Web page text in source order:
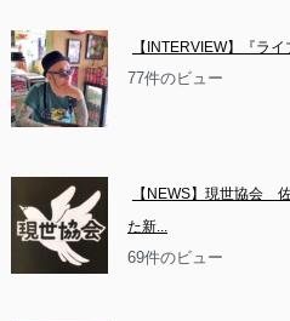
【INTERVIEW】『ラ
77件のビュー
【NEWS】現世協会　
た新...
69件のビュー